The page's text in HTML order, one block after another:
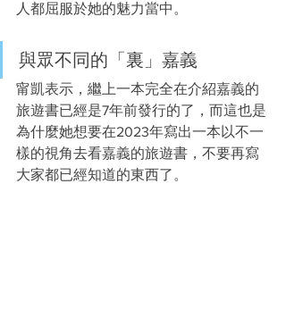
人都屈服於她的魅力當中。
與眾不同的「裏」嘉義
甯凱表示，繼上一本完全在介紹嘉義的
旅遊書已經是7年前發行的了，而這也是
為什麼她想要在2023年寫出一本以不一
樣的視角去看嘉義的旅遊書，不要再寫
大家都已經知道的東西了。